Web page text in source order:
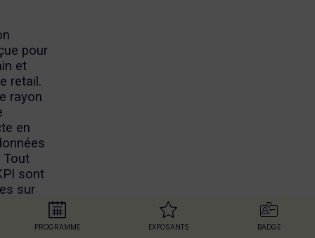
pour
et
retail.
rayon
en
Tout
sont
sur
PROGRAMME EXPOSANTS BADGE